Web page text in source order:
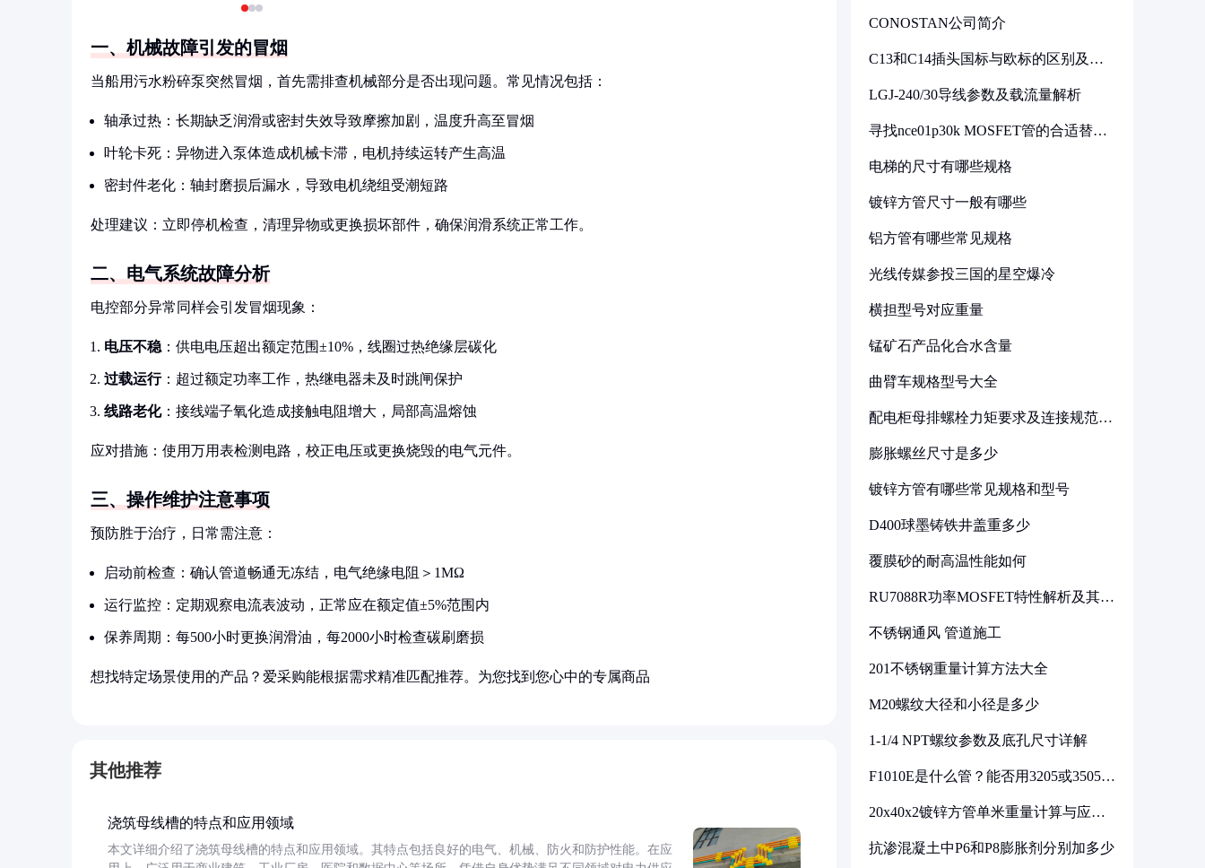
一、机械故障引发的冒烟
当船用污水粉碎泵突然冒烟，首先需排查机械部分是否出现问题。常见情况包括：
轴承过热：长期缺乏润滑或密封失效导致摩擦加剧，温度升高至冒烟
叶轮卡死：异物进入泵体造成机械卡滞，电机持续运转产生高温
密封件老化：轴封磨损后漏水，导致电机绕组受潮短路
处理建议：立即停机检查，清理异物或更换损坏部件，确保润滑系统正常工作。
二、电气系统故障分析
电控部分异常同样会引发冒烟现象：
电压不稳 ：供电电压超出额定范围±10%，线圈过热绝缘层碳化
过载运行：超过额定功率工作，热继电器未及时跳闸保护
线路老化：接线端子氧化造成接触电阻增大，局部高温熔蚀
应对措施：使用万用表检测电路，校正电压或更换烧毁的电气元件。
三、操作维护注意事项
预防胜于治疗，日常需注意：
启动前检查：确认管道畅通无冻结，电气绝缘电阻＞1MΩ
运行监控：定期观察电流表波动，正常应在额定值±5%范围内
保养周期：每500小时更换润滑油，每2000小时检查碳刷磨损
想找特定场景使用的产品？爱采购能根据需求精准匹配推荐。为您找到您心中的专属商品
其他推荐
浇筑母线槽的特点和应用领域
本文详细介绍了浇筑母线槽的特点和应用领域。其特点包括良好的电气、机械、防火和防护性能。在应
CONOSTAN公司简介
C13和C14插头国标与欧标的区别及其
LGJ-240/30导线参数及载流量解析
寻找nce01p30k MOSFET管的合适替代
电梯的尺寸有哪些规格
镀锌方管尺寸一般有哪些
铝方管有哪些常见规格
光线传媒参投三国的星空爆冷
横担型号对应重量
锰矿石产品化合水含量
曲臂车规格型号大全
配电柜母排螺栓力矩要求及连接规范详
膨胀螺丝尺寸是多少
镀锌方管有哪些常见规格和型号
D400球墨铸铁井盖重多少
覆膜砂的耐高温性能如何
RU7088R功率MOSFET特性解析及其在
不锈钢通风 管道施工
201不锈钢重量计算方法大全
M20螺纹大径和小径是多少
1-1/4 NPT螺纹参数及底孔尺寸详解
F1010E是什么管？能否用3205或3505代
20x40x2镀锌方管单米重量计算与应用
抗渗混凝土中P6和P8膨胀剂分别加多少